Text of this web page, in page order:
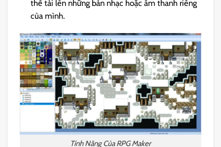
thể tải lên những bản nhạc hoặc âm thanh riêng
của mình.
Tính Năng Của RPG Maker